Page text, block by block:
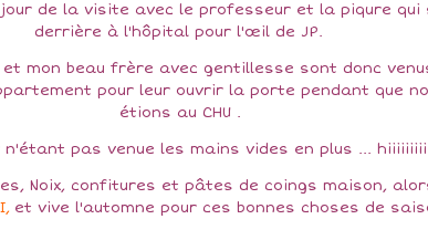
de la visite avec le professeur et la piqure qui
derrière à l'hôpital pour l'œil de JP.
mon beau frère avec gentillesse sont donc
pour leur ouvrir la porte pendant que
étions au CHU .
pas venue les mains vides en plus ... hiiiiiiiii
Noix, confitures et pâtes de coings maison,
I,et vive l'automne pour ces bonnes choses de